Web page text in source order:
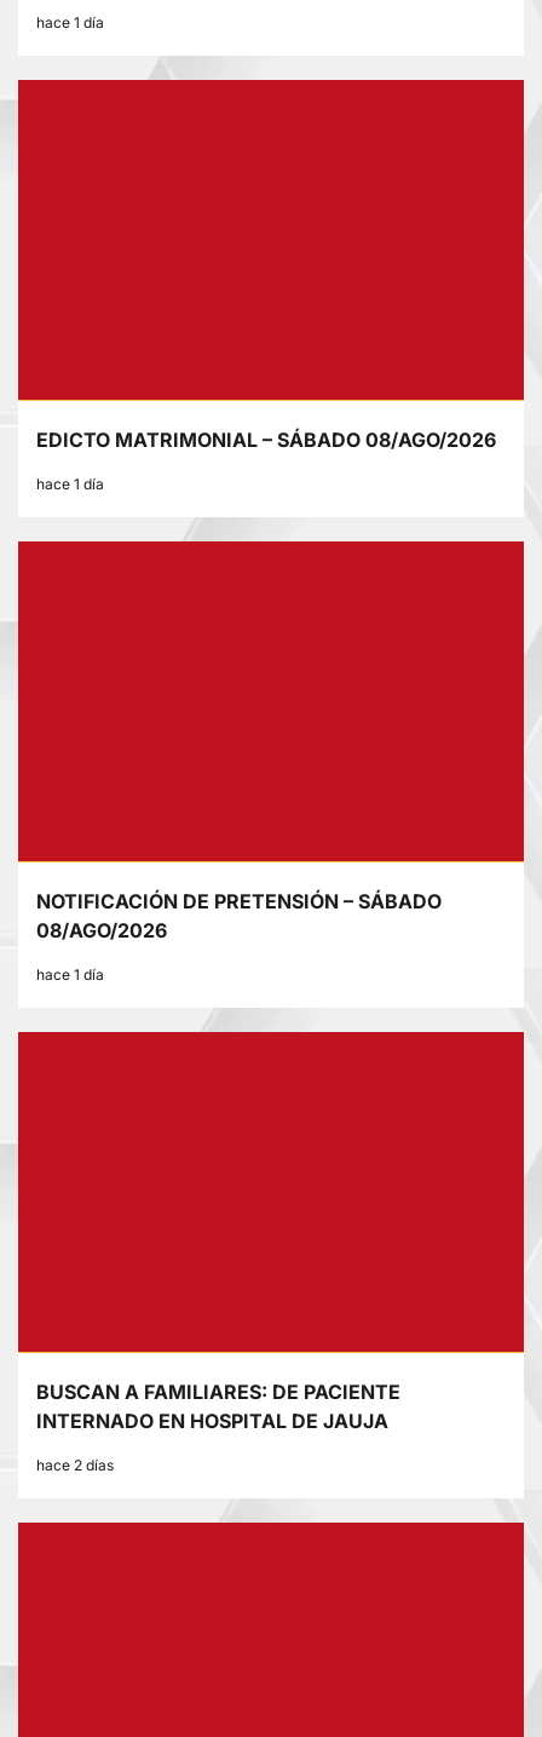
hace 1 día
EDICTO MATRIMONIAL – SÁBADO 08/AGO/2026
hace 1 día
NOTIFICACIÓN DE PRETENSIÓN – SÁBADO
08/AGO/2026
hace 1 día
BUSCAN A FAMILIARES: DE PACIENTE
INTERNADO EN HOSPITAL DE JAUJA
hace 2 días